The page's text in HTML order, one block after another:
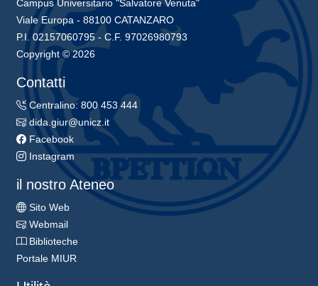
Campus Universitario "Salvatore Venuta"
Viale Europa - 88100 CATANZARO
P.I. 02157060795 - C.F. 97026980793
Copyright © 2026
Contatti
Centralino: 800 453 444
dida.giur@unicz.it
Facebook
Instagram
il nostro Ateneo
Sito Web
Webmail
Biblioteche
Portale MIUR